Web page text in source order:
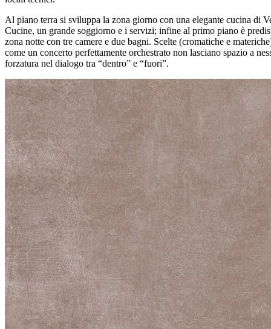
Al piano terra si sviluppa la zona giorno con una elegante cucina di
Cucine, un grande soggiorno e i servizi; infine al primo piano è
zona notte con tre camere e due bagni. Scelte (cromatiche e
come un concerto perfettamente orchestrato non lasciano spazio a
forzatura nel dialogo tra “dentro” e “fuori”.